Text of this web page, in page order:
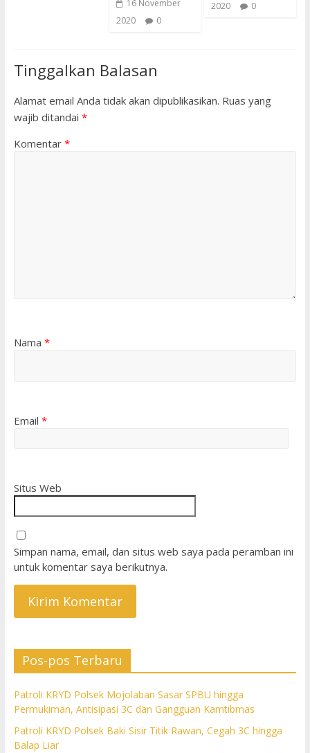
16 November
2020
0
2020 0
Tinggalkan Balasan
Alamat email Anda tidak akan dipublikasikan. Ruas yang
wajib ditandai *
Komentar *
Nama *
Email *
Situs Web
Simpan nama, email, dan situs web saya pada peramban ini
untuk komentar saya berikutnya.
Pos-pos Terbaru
Patroli KRYD Polsek Mojolaban Sasar SPBU hingga
Permukiman, Antisipasi 3C dan Gangguan Kamtibmas
Patroli KRYD Polsek Baki Sisir Titik Rawan, Cegah 3C hingga
Balap Liar